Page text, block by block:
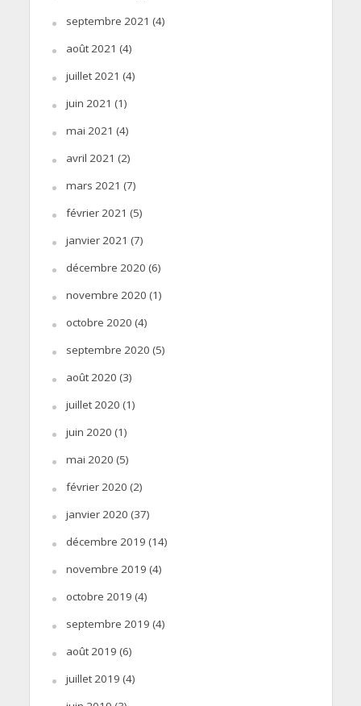
septembre 2021 (4)
août 2021 (4)
juillet 2021 (4)
juin 2021 (1)
mai 2021 (4)
avril 2021 (2)
mars 2021 (7)
février 2021 (5)
janvier 2021 (7)
décembre 2020 (6)
novembre 2020 (1)
octobre 2020 (4)
septembre 2020 (5)
août 2020 (3)
juillet 2020 (1)
juin 2020 (1)
mai 2020 (5)
février 2020 (2)
janvier 2020 (37)
décembre 2019 (14)
novembre 2019 (4)
octobre 2019 (4)
septembre 2019 (4)
août 2019 (6)
juillet 2019 (4)